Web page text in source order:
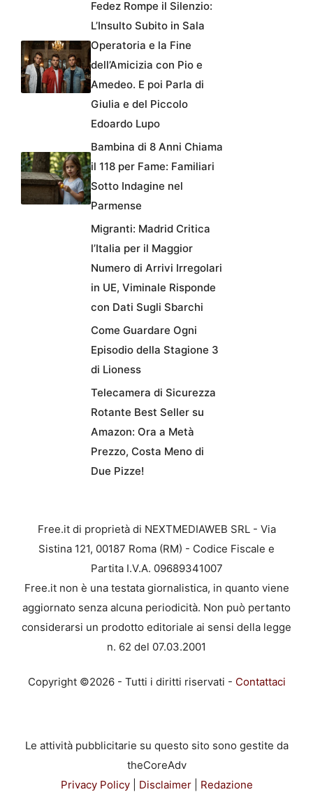
Fedez Rompe il Silenzio:
L’Insulto Subito in Sala
Operatoria e la Fine
dell’Amicizia con Pio e
Amedeo. E poi Parla di
Giulia e del Piccolo
Edoardo Lupo
Bambina di 8 Anni Chiama
il 118 per Fame: Familiari
Sotto Indagine nel
Parmense
Migranti: Madrid Critica
l’Italia per il Maggior
Numero di Arrivi Irregolari
in UE, Viminale Risponde
con Dati Sugli Sbarchi
Come Guardare Ogni
Episodio della Stagione 3
di Lioness
Telecamera di Sicurezza
Rotante Best Seller su
Amazon: Ora a Metà
Prezzo, Costa Meno di
Due Pizze!
Free.it di proprietà di NEXTMEDIAWEB SRL - Via
Sistina 121, 00187 Roma (RM) - Codice Fiscale e
Partita I.V.A. 09689341007
Free.it non è una testata giornalistica, in quanto viene
aggiornato senza alcuna periodicità. Non può pertanto
considerarsi un prodotto editoriale ai sensi della legge
n. 62 del 07.03.2001
Copyright ©2026 - Tutti i diritti riservati - Contattaci
Le attività pubblicitarie su questo sito sono gestite da
theCoreAdv
Privacy Policy| Disclaimer| Redazione